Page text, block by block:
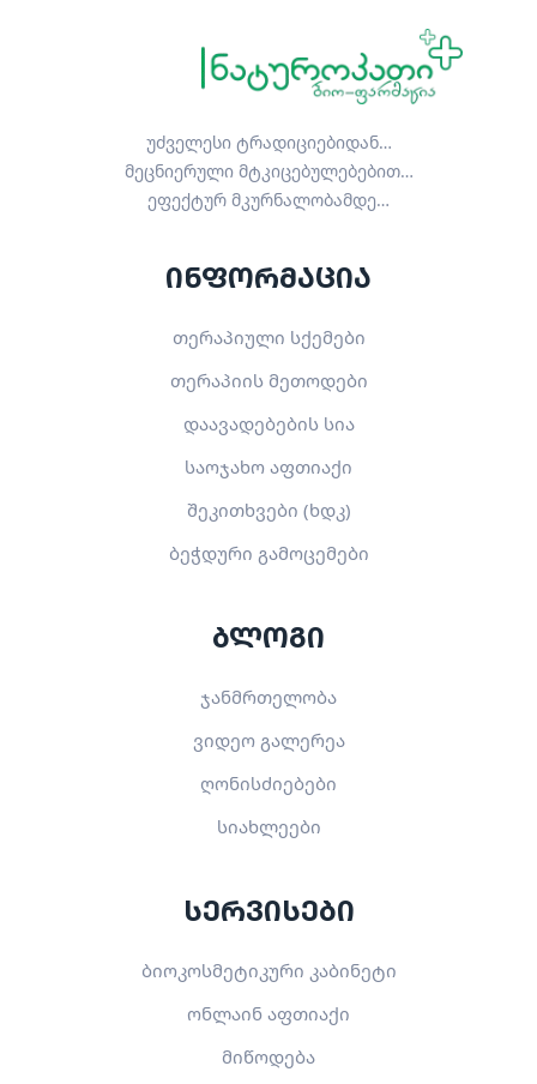
უძველესი ტრადიციებიდან…
მეცნიერული მტკიცებულებებით…
ეფექტურ მკურნალობამდე…
ინფორმაცია
თერაპიული სქემები
თერაპიის მეთოდები
დაავადებების სია
საოჯახო აფთიაქი
შეკითხვები (ხდკ)
ბეჭდური გამოცემები
ბლოგი
ჯანმრთელობა
ვიდეო გალერეა
ღონისძიებები
სიახლეები
სერვისები
ბიოკოსმეტიკური კაბინეტი
ონლაინ აფთიაქი
მიწოდება